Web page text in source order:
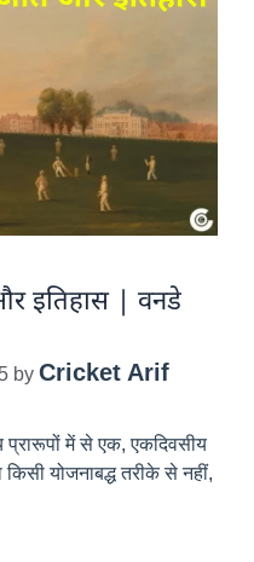
इतिहास | वनडे
by Cricket Arif
में से एक, एकदिवसीय
किसी योजनाबद्ध तरीके से नहीं,